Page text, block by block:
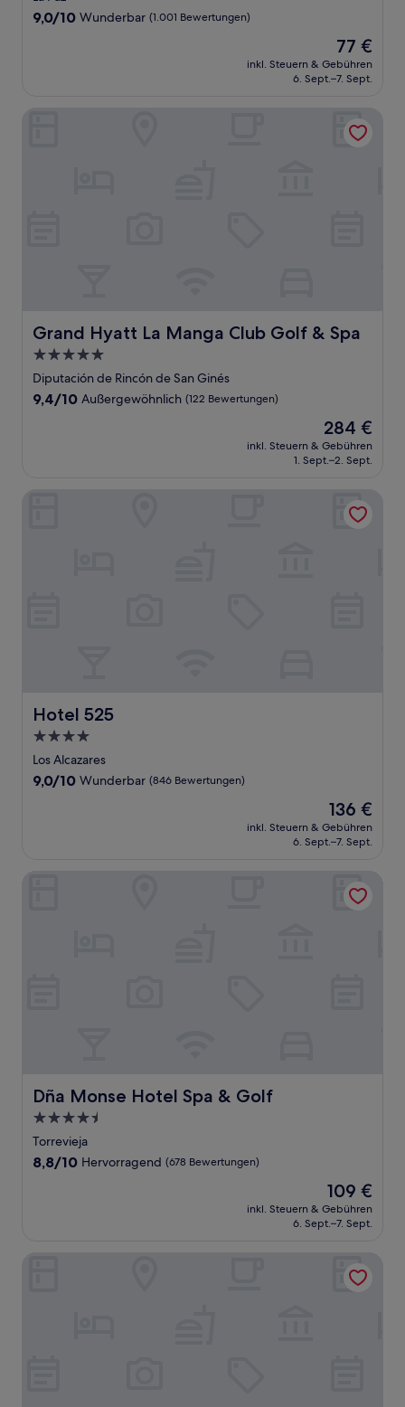
Unterkunft
9.0
9,0/10 Wunderbar (1.001 Bewertungen)
Der
Preis
beträgt
77 €
inkl. Steuern & Gebühren
6. Sept.–7. Sept.
Grand Hyatt La Manga Club Golf & Spa
Grand Hyatt La Manga Club Golf & Spa
5.0-
Sterne-
Unterkunft
Diputación de Rincón de San Ginés
9.4
9,4/10 Außergewöhnlich (122 Bewertungen)
Der
Preis
beträgt
284 €
inkl. Steuern & Gebühren
1. Sept.–2. Sept.
Hotel 525
Hotel 525
4.0-
Sterne-
Unterkunft
Los Alcazares
9.0
9,0/10 Wunderbar (846 Bewertungen)
Der
Preis
beträgt
136 €
inkl. Steuern & Gebühren
6. Sept.–7. Sept.
Dña Monse Hotel Spa & Golf
Dña Monse Hotel Spa & Golf
4.5-
Sterne-
Unterkunft
Torrevieja
8.8
8,8/10 Hervorragend (678 Bewertungen)
Der
Preis
beträgt
109 €
inkl. Steuern & Gebühren
6. Sept.–7. Sept.